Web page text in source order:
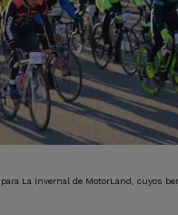
La Invernal de MotorLand, cuyos